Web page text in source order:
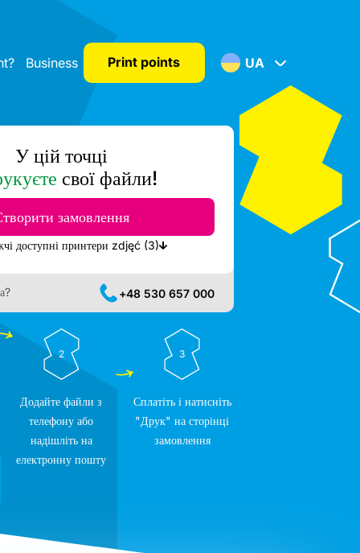
Business Print points UA
У цій точці
свої файли!
замовлення
Показати найближчі доступні принтери zdjęć (3)
+48 530 657 000
2
Додайте файли з
телефону або
надішліть на
електронну пошту
3
Сплатіть і натисніть
"Друк" на сторінці
замовлення